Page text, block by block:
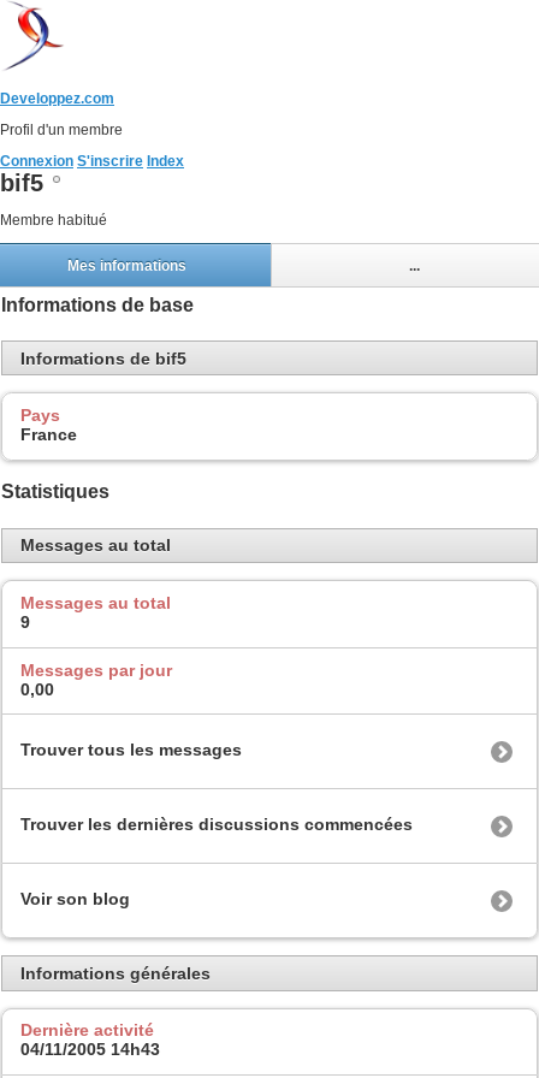
Developpez.com
Profil d'un membre
Connexion S'inscrire Index
bif5
Membre habitué
Mes informations ...
Informations de base
Informations de bif5
Pays
France
Statistiques
Messages au total
Messages au total
9
Messages par jour
0,00
Trouver tous les messages
Trouver les dernières discussions commencées
Voir son blog
Informations générales
Dernière activité
04/11/2005 14h43